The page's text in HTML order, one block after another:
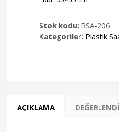
Stok kodu: RSA-206
Kategoriler: Plastik
AÇIKLAMA